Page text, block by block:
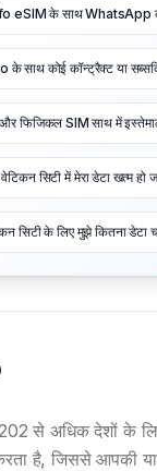
eSIM के साथ WhatsApp
साथ कोई कॉन्ट्रैक्ट या
फिजिकल SIM साथ में
सिटी में मेरा डेटा खत्म हो
सिटी के लिए मुझे कितना डेटा
से अधिक देशों के
है, जिससे आपकी